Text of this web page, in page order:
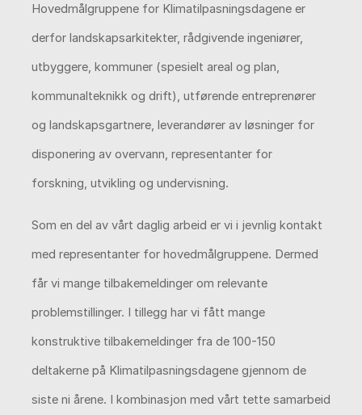
Hovedmålgruppene for Klimatilpasningsdagene er
derfor landskapsarkitekter, rådgivende ingeniører,
utbyggere, kommuner (spesielt areal og plan,
kommunalteknikk og drift), utførende entreprenører
og landskapsgartnere, leverandører av løsninger for
disponering av overvann, representanter for
forskning, utvikling og undervisning.
Som en del av vårt daglig arbeid er vi i jevnlig kontakt
med representanter for hovedmålgruppene. Dermed
får vi mange tilbakemeldinger om relevante
problemstillinger. I tillegg har vi fått mange
konstruktive tilbakemeldinger fra de 100-150
deltakerne på Klimatilpasningsdagene gjennom de
siste ni årene. I kombinasjon med vårt tette samarbeid